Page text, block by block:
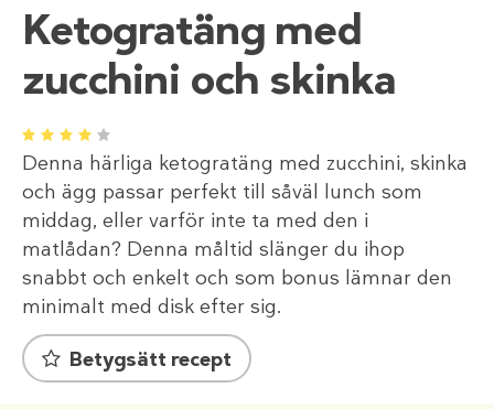
Ketogratäng med
zucchini och skinka
1 2 3 4 5
Denna härliga ketogratäng med zucchini, skinka
och ägg passar perfekt till såväl lunch som
middag, eller varför inte ta med den i
matlådan? Denna måltid slänger du ihop
snabbt och enkelt och som bonus lämnar den
minimalt med disk efter sig.
Betygsätt recept